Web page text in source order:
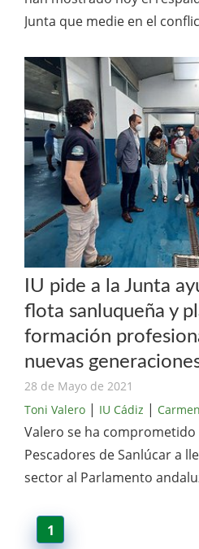
Junta que medie en el
IU pide a la Junta
flota sanluqueña y
formación
nuevas
28 de Mayo de 2021
Toni Valero | IU Cádiz |
Valero se ha
Pescadores de Sanlúcar a
sector al Parlamento
1